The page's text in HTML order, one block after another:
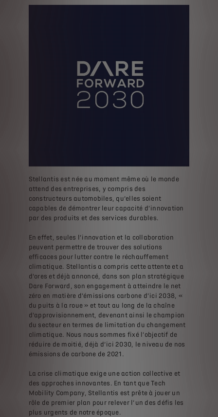
Stellantis est née au moment même où le monde
attend des entreprises, y compris des
constructeurs automobiles, qu’elles soient
capables de démontrer leur capacité d’innovation
par des produits et des services durables.
En effet, seules l’innovation et la collaboration
peuvent permettre de trouver des solutions
efficaces pour lutter contre le réchauffement
climatique. Stellantis a compris cette attente et a
d’ores et déjà annoncé, dans son plan stratégique
Dare Forward, son engagement à atteindre le net
zéro en matière d’émissions carbone d’ici 2038, «
du puits à la roue » et tout au long de la chaîne
d’approvisionnement, devenant ainsi le champion
du secteur en termes de limitation du changement
climatique. Nous nous sommes fixé l’objectif de
réduire de moitié, déjà d’ici 2030, le niveau de nos
émissions de carbone de 2021.
La crise climatique exige une action collective et
des approches innovantes. En tant que Tech
Mobility Company, Stellantis est prête à jouer un
rôle de premier plan pour relever l’un des défis les
plus urgents de notre époque.